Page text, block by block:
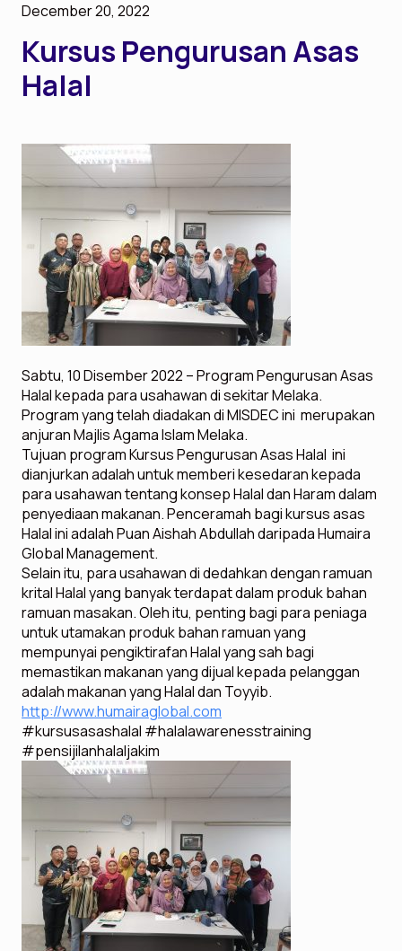
December 20, 2022
Kursus Pengurusan Asas
Halal
Sabtu, 10 Disember 2022 – Program Pengurusan Asas
Halal kepada para usahawan di sekitar Melaka.
Program yang telah diadakan di MISDEC ini merupakan
anjuran Majlis Agama Islam Melaka.
Tujuan program Kursus Pengurusan Asas Halal ini
dianjurkan adalah untuk memberi kesedaran kepada
para usahawan tentang konsep Halal dan Haram dalam
penyediaan makanan. Penceramah bagi kursus asas
Halal ini adalah Puan Aishah Abdullah daripada Humaira
Global Management.
Selain itu, para usahawan di dedahkan dengan ramuan
krital Halal yang banyak terdapat dalam produk bahan
ramuan masakan. Oleh itu, penting bagi para peniaga
untuk utamakan produk bahan ramuan yang
mempunyai pengiktirafan Halal yang sah bagi
memastikan makanan yang dijual kepada pelanggan
adalah makanan yang Halal dan Toyyib.
http://www.humairaglobal.com
#kursusasashalal #halalawarenesstraining
#pensijilanhalaljakim